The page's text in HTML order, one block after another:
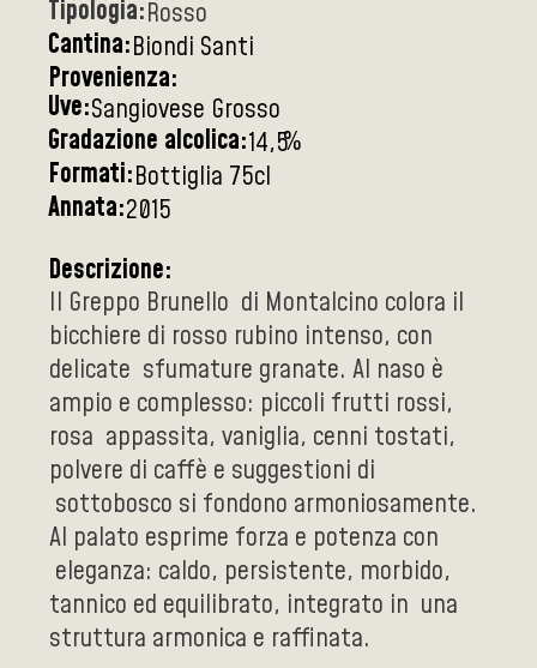
Tipologia:Rosso
Cantina:Biondi Santi
Provenienza:
Uve:Sangiovese Grosso
Gradazione alcolica:14,5%
Formati:Bottiglia 75cl
Annata:2015
Descrizione:
Il Greppo Brunello di Montalcino colora il
bicchiere di rosso rubino intenso, con
delicate sfumature granate. Al naso è
ampio e complesso: piccoli frutti rossi,
rosa appassita, vaniglia, cenni tostati,
polvere di caffè e suggestioni di
sottobosco si fondono armoniosamente.
Al palato esprime forza e potenza con
eleganza: caldo, persistente, morbido,
tannico ed equilibrato, integrato in una
struttura armonica e raffinata.